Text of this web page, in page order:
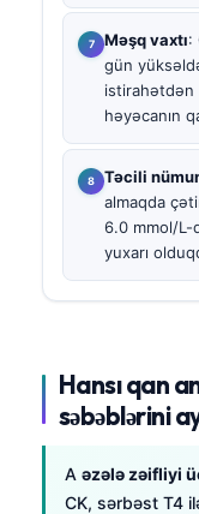
Məşq vaxtı:
gün
istirahətdən
həyəcanın
Təcili
almaqda
6.0 mmol/L-
yuxarı
Hansı qan
səbəblərini
A əzələ zəifliyi
CK, sərbəst T4